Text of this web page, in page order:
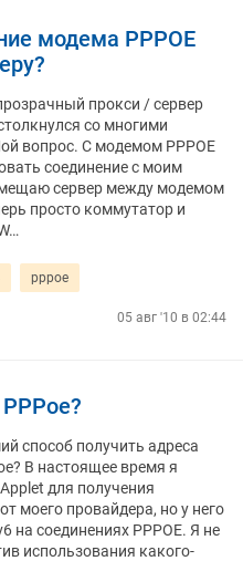
модема PPPOE
прокси / сервер
со многими
вопрос. С модемом PPPOE
соединение с моим
сервер между модемом
просто коммутатор и
pppoe
05 авг '10 в 02:44
способ получить адреса
В настоящее время я
для получения
моего провайдера, но у него
на соединениях PPPOE. Я не
использования какого-